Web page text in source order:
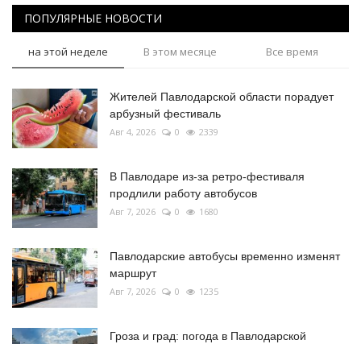
ПОПУЛЯРНЫЕ НОВОСТИ
на этой неделе В этом месяце Все время
Жителей Павлодарской области порадует
арбузный фестиваль
Авг 4, 2026 0 2339
В Павлодаре из-за ретро-фестиваля
продлили работу автобусов
Авг 7, 2026 0 1680
Павлодарские автобусы временно изменят
маршрут
Авг 7, 2026 0 1235
Гроза и град: погода в Павлодарской